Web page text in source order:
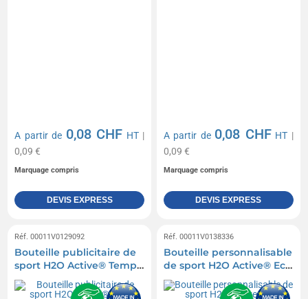
A partir de 0,08 CHF HT|
0,09 €
Marquage compris
DEVIS EXPRESS
A partir de 0,08 CHF HT |
0,09 €
Marquage compris
DEVIS EXPRESS
Réf. 00011V0129092
Bouteille publicitaire de
sport H2O Active® Tempo
700ml
Réf. 00011V0138336
Bouteille personnalisable
de sport H2O Active® Eco
Base 650ml couvercle
bec verseur